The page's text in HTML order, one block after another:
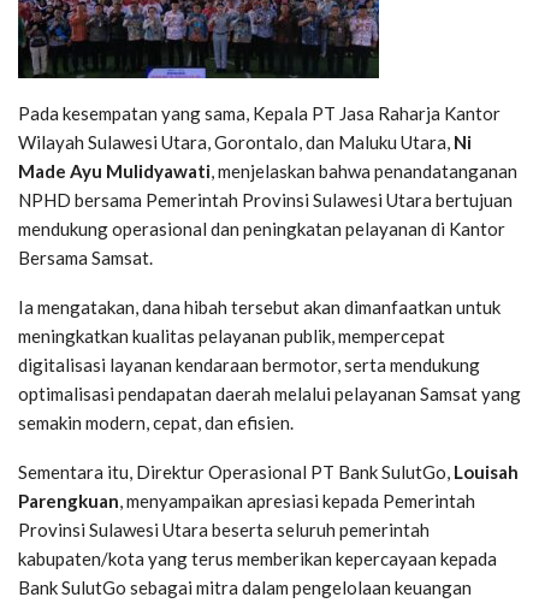
Pada kesempatan yang sama, Kepala PT Jasa Raharja Kantor
Wilayah Sulawesi Utara, Gorontalo, dan Maluku Utara, Ni
Made Ayu Mulidyawati, menjelaskan bahwa penandatanganan
NPHD bersama Pemerintah Provinsi Sulawesi Utara bertujuan
mendukung operasional dan peningkatan pelayanan di Kantor
Bersama Samsat.
Ia mengatakan, dana hibah tersebut akan dimanfaatkan untuk
meningkatkan kualitas pelayanan publik, mempercepat
digitalisasi layanan kendaraan bermotor, serta mendukung
optimalisasi pendapatan daerah melalui pelayanan Samsat yang
semakin modern, cepat, dan efisien.
Sementara itu, Direktur Operasional PT Bank SulutGo, Louisah
Parengkuan, menyampaikan apresiasi kepada Pemerintah
Provinsi Sulawesi Utara beserta seluruh pemerintah
kabupaten/kota yang terus memberikan kepercayaan kepada
Bank SulutGo sebagai mitra dalam pengelolaan keuangan